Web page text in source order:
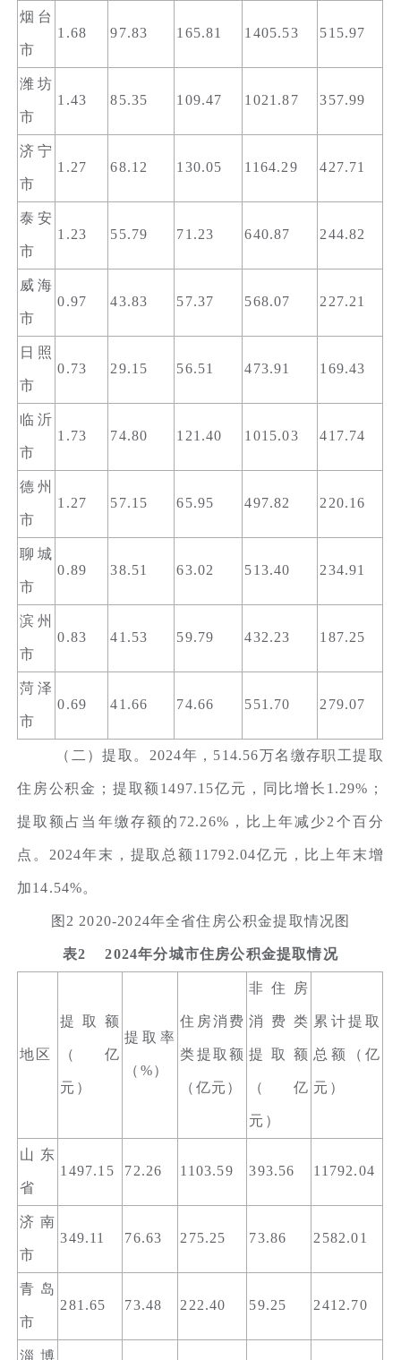
烟台
市
1.68 97.83 165.81 1405.53 515.97
潍坊
市
1.43 85.35 109.47 1021.87 357.99
济宁
市
1.27 68.12 130.05 1164.29 427.71
泰安
市
1.23 55.79 71.23 640.87 244.82
威海
市
0.97 43.83 57.37 568.07 227.21
日照
市
0.73 29.15 56.51 473.91 169.43
临沂
市
1.73 74.80 121.40 1015.03 417.74
德州
市
1.27 57.15 65.95 497.82 220.16
聊城
市
0.89 38.51 63.02 513.40 234.91
滨州
市
0.83 41.53 59.79 432.23 187.25
菏泽
市
0.69 41.66 74.66 551.70 279.07
（二）提取。2024年，514.56万名缴存职工提取
住房公积金；提取额1497.15亿元，同比增长1.29%；
提取额占当年缴存额的72.26%，比上年减少2个百分
点。2024年末，提取总额11792.04亿元，比上年末增
加14.54%。
图2 2020-2024年全省住房公积金提取情况图
表2 2024年分城市住房公积金提取情况
地区
提取额
（亿
元）
提取率
（%）
住房消费
类提取额
（亿元）
非住房
消费类
提取额
（亿
元）
累计提取
总额（亿
元）
山东
省
1497.15 72.26 1103.59 393.56 11792.04
济南
市
349.11 76.63 275.25 73.86 2582.01
青岛
市
281.65 73.48 222.40 59.25 2412.70
淄博